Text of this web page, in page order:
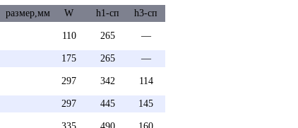
размер,мм W h1-сп h3-сп
110 265 —
175 265 —
297 342 114
297 445 145